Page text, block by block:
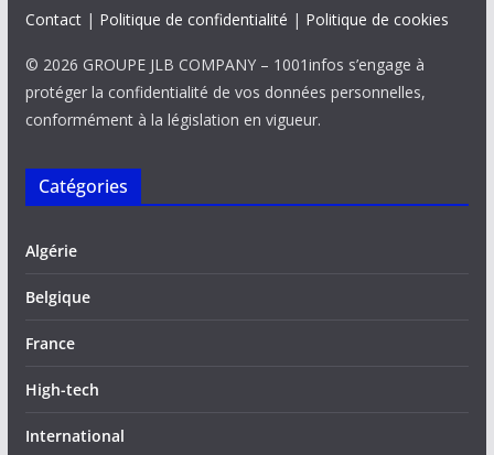
Contact| Politique de confidentialité | Politique de cookies
© 2026 GROUPE JLB COMPANY – 1001infos s’engage à
protéger la confidentialité de vos données personnelles,
conformément à la législation en vigueur.
Catégories
Algérie
Belgique
France
High-tech
International